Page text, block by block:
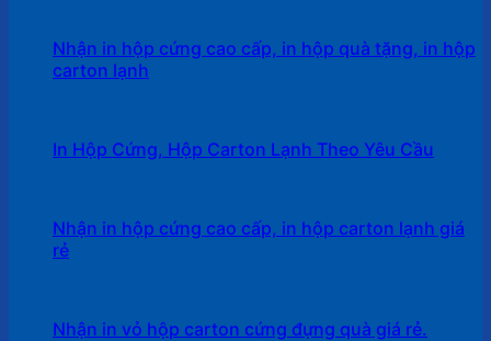
Nhận in hộp cứng cao cấp, in hộp quà tặng, in hộp
carton lạnh
In Hộp Cứng, Hộp Carton Lạnh Theo Yêu Cầu
Nhận in hộp cứng cao cấp, in hộp carton lạnh giá
rẻ
Nhận in vỏ hộp carton cứng đựng quà giá rẻ.